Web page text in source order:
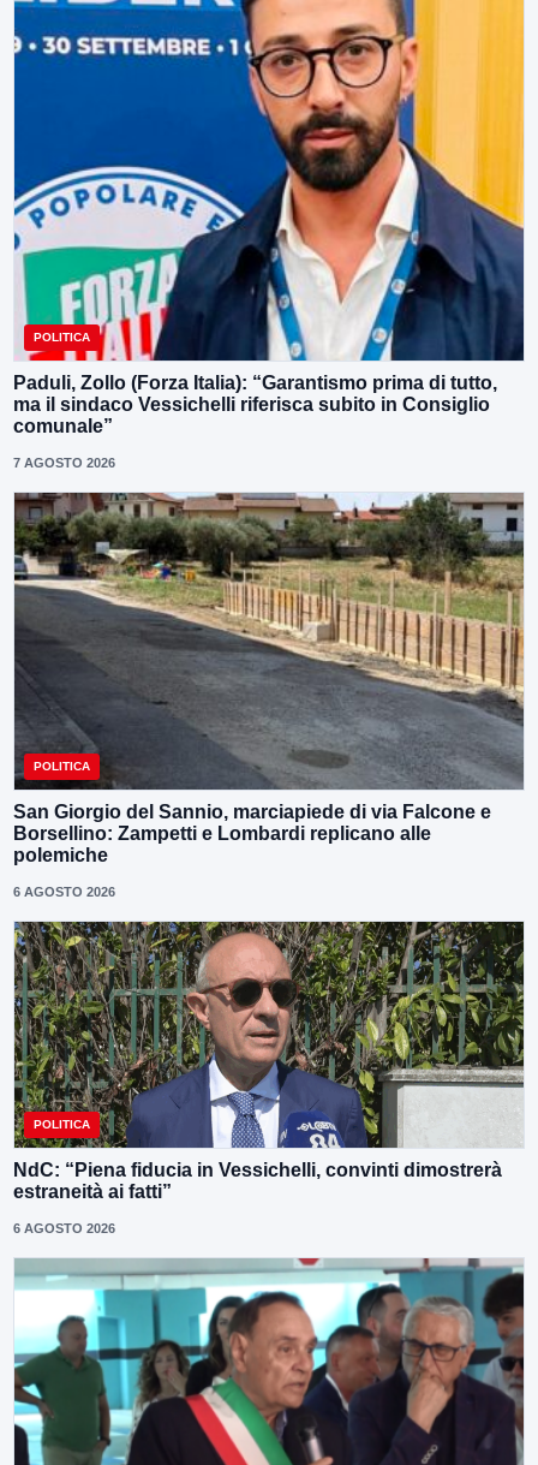
POLITICA
Paduli, Zollo (Forza Italia): “Garantismo prima di tutto,
ma il sindaco Vessichelli riferisca subito in Consiglio
comunale”
7 AGOSTO 2026
POLITICA
San Giorgio del Sannio, marciapiede di via Falcone e
Borsellino: Zampetti e Lombardi replicano alle
polemiche
6 AGOSTO 2026
POLITICA
NdC: “Piena fiducia in Vessichelli, convinti dimostrerà
estraneità ai fatti”
6 AGOSTO 2026